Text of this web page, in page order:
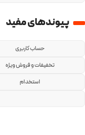
پیوندهای مفید
حساب کاربری
تخفیفات و فروش ویژه
استخدام